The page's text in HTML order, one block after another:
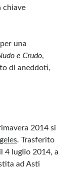
chiave
una
e Crudo,
di aneddoti,
2014 si
. Trasferito
4 luglio 2014, a
ad Asti